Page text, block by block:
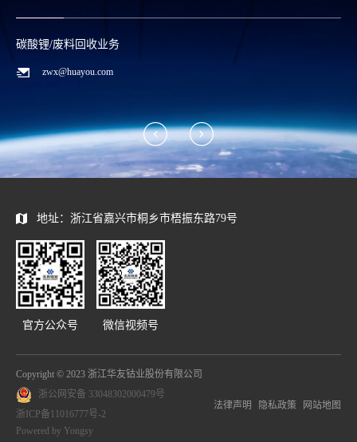
碳酸锂/废料回收业务
zwx@huayou.com
地址：浙江省嘉兴市桐乡市梧振东路79号
官方公众号 微信视频号
Copyright © 2023 浙江华友钴业股份有限公司
浙公网安备 33048302000479号
浙ICP备11016777号-2
Powered by Yongsy
法律声明 隐私政策 网站地图